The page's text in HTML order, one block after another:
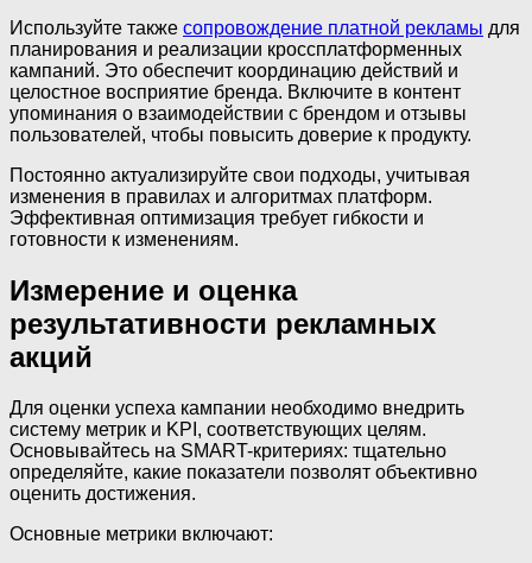
Используйте также сопровождение платной рекламы для
планирования и реализации кроссплатформенных
кампаний. Это обеспечит координацию действий и
целостное восприятие бренда. Включите в контент
упоминания о взаимодействии с брендом и отзывы
пользователей, чтобы повысить доверие к продукту.
Постоянно актуализируйте свои подходы, учитывая
изменения в правилах и алгоритмах платформ.
Эффективная оптимизация требует гибкости и
готовности к изменениям.
Измерение и оценка
результативности рекламных
акций
Для оценки успеха кампании необходимо внедрить
систему метрик и KPI, соответствующих целям.
Основывайтесь на SMART-критериях: тщательно
определяйте, какие показатели позволят объективно
оценить достижения.
Основные метрики включают: